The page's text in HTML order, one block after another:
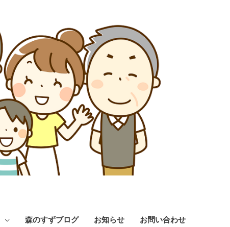
森のすずブログ お知らせ お問い合わせ